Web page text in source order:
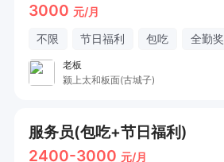
3000 元/月
不限 节日福利 包吃 全勤奖
老板
颍上太和板面(古城子)
服务员(包吃+节日福利)
2400-3000 元/月